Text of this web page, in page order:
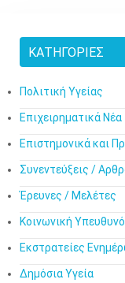
ΚΑΤΗΓΟΡΊΕΣ
Πολιτική Υγείας
Επιχειρηματικά Νέα
Επιστημονικά και
Συνεντεύξεις /
Έρευνες / Μελέτες
Κοινωνική
Εκστρατείες
Δημόσια Υγεία